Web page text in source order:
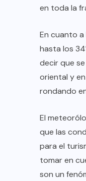
en toda la
En cuanto
hasta los
decir que
oriental y
rondando
El
que las
para el
tomar en
son un